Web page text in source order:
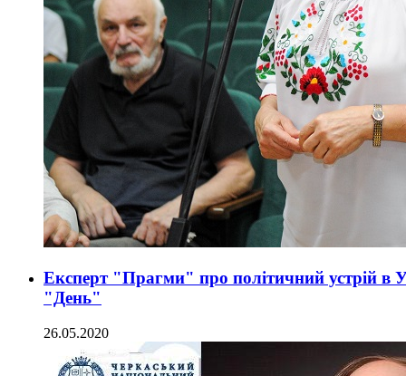
Експерт "Прагми" про політичний устрій в
"День"
26.05.2020